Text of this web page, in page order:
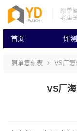
原单
老店
首页 评
原单复刻表 VS厂复
VS厂